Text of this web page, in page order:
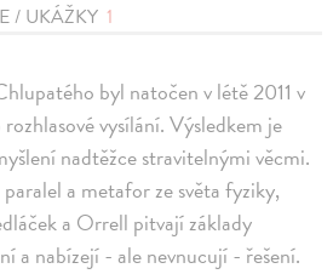
/ UKÁŽKY 1
byl natočen v létě 2011 v
vysílání. Výsledkem je
nadtěžce stravitelnými věcmi.
a metafor ze světa fyziky,
a Orrell pitvají základy
a nabízejí - ale nevnucují - řešení.